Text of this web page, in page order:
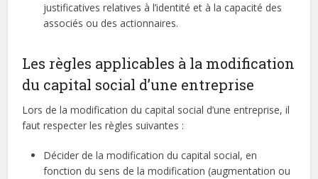
justificatives relatives à l’identité et à la capacité des
associés ou des actionnaires.
Les règles applicables à la modification
du capital social d’une entreprise
Lors de la modification du capital social d’une entreprise, il
faut respecter les règles suivantes :
Décider de la modification du capital social, en
fonction du sens de la modification (augmentation ou